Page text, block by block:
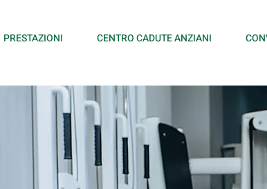
PRESTAZIONI CENTRO CADUTE ANZIANI